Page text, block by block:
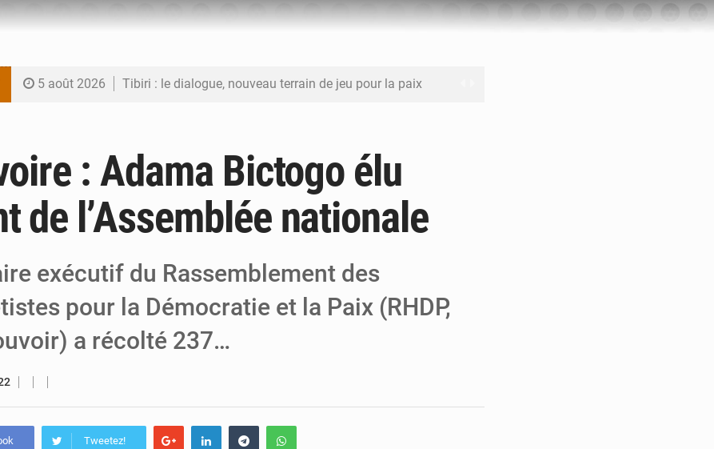
5 août 2026 Tibiri : le dialogue, nouveau terrain de jeu pour la paix
5 août 2026 Niger : Abdoulaye Seydou en visite à la MCC de Malbaza
4 août 2026 Niamey : Mohamed Toumba enchaîne les audiences
4 août 2026 Arlit : La police d’Akokan démantèle deux réseaux criminels
: Adama Bictogo élu
de l’Assemblée nationale
exécutif du Rassemblement des
pour la Démocratie et la Paix (RHDP,
a récolté 237…
Tweetez!